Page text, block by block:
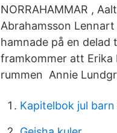
NORRAHAMMAR ,
Abrahamsson
hamnade på en delad
framkommer att Erika
rummen Annie
Kapitelbok jul barn